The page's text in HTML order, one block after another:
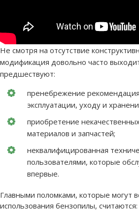
Не смотря на отсутствие
модификация довольно часто
предшествуют:
пренебрежение
эксплуатации, уходу и
приобретение
материалов и запчастей;
неквалифицированная
пользователями, которые
впервые.
Главными поломками, которые могут
использования бензопилы, считаются: